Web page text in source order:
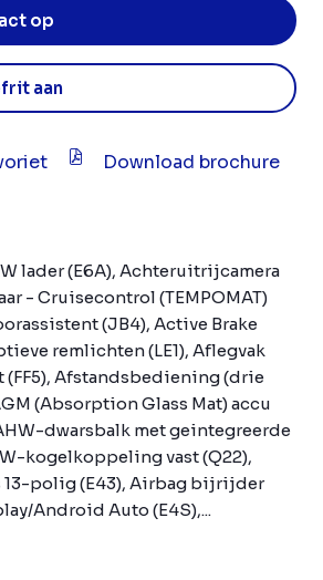
op
aan
Download brochure
lader (E6A), Achteruitrijcamera
- Cruisecontrol (TEMPOMAT)
(JB4), Active Brake
remlichten (LE1), Aflegvak
(FF5), Afstandsbediening (drie
(Absorption Glass Mat) accu
AHW-dwarsbalk met geintegreerde
kogelkoppeling vast (Q22),
polig (E43), Airbag bijrijder
Android Auto (E4S),...